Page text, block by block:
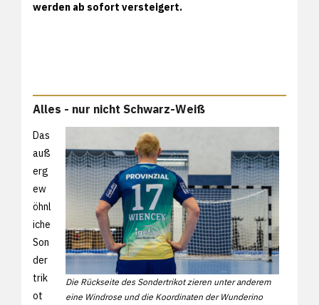
werden ab sofort versteigert.
Alles - nur nicht Schwarz-Weiß
Die Rückseite des Sondertrikot zieren unter anderem
eine Windrose und die Koordinaten der Wunderino
Das
auß
erg
ew
öhnl
iche
Son
der
trik
ot